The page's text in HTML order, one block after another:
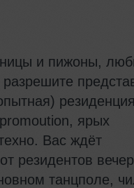
и пижоны,
ярых
Вас ждёт
резидентов
танцполе,